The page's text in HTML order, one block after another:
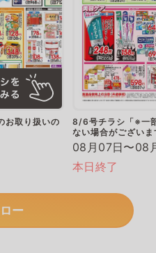
お取り扱いの
8/6号チラシ「※一
ない場合がございま
08月07日〜08
本日終了
ー